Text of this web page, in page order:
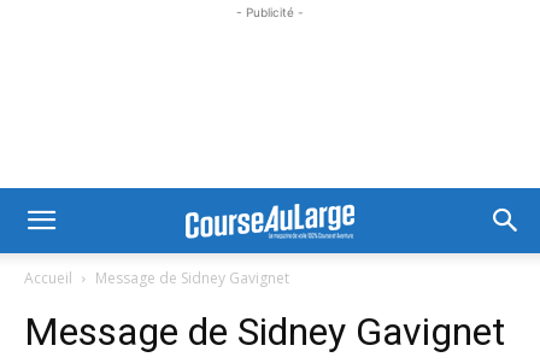
- Publicité -
Accueil Message de Sidney Gavignet
Message de Sidney Gavignet